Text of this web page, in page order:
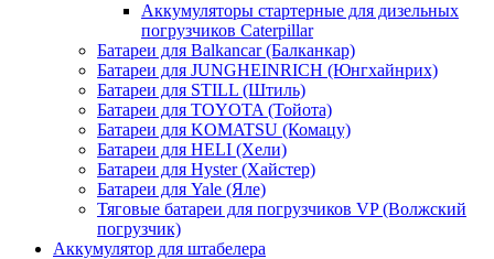
Аккумуляторы стартерные для дизельных
погрузчиков Caterpillar
Батареи для Balkancar (Балканкар)
Батареи для JUNGHEINRICH (Юнгхайнрих)
Батареи для STILL (Штиль)
Батареи для TOYOTA (Тойота)
Батареи для KOMATSU (Комацу)
Батареи для HELI (Хели)
Батареи для Hyster (Хайстер)
Батареи для Yale (Яле)
Тяговые батареи для погрузчиков VP (Волжский
погрузчик)
Аккумулятор для штабелера